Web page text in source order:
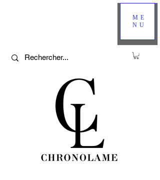
ME
NU